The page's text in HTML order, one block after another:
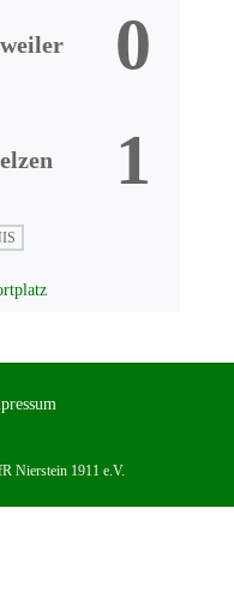
0
1
Nierstein 1911 e.V.